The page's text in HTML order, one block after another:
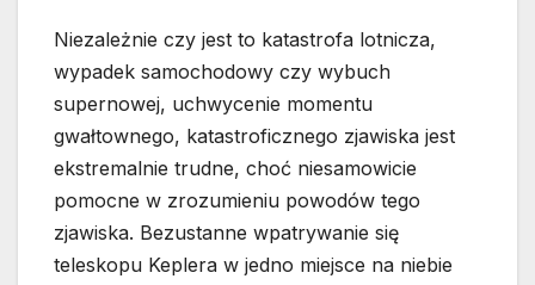
Niezależnie czy jest to katastrofa lotnicza,
wypadek samochodowy czy wybuch
supernowej, uchwycenie momentu
gwałtownego, katastroficznego zjawiska jest
ekstremalnie trudne, choć niesamowicie
pomocne w zrozumieniu powodów tego
zjawiska. Bezustanne wpatrywanie się
teleskopu Keplera w jedno miejsce na niebie